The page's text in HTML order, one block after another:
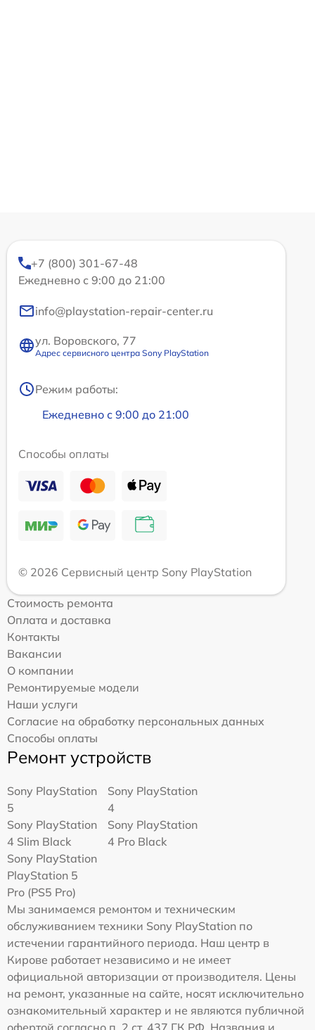
+7 (800) 301-67-48
Ежедневно с 9:00 до 21:00
info@playstation-repair-center.ru
ул. Воровского, 77
Адрес сервисного центра Sony PlayStation
Режим работы:
Ежедневно с 9:00 до 21:00
Способы оплаты
© 2026 Сервисный центр Sony PlayStation
Стоимость ремонта
Оплата и доставка
Контакты
Вакансии
О компании
Ремонтируемые модели
Наши услуги
Согласие на обработку персональных данных
Способы оплаты
Ремонт устройств
Sony PlayStation
5
Sony PlayStation
4
Sony PlayStation
4 Slim Black
Sony PlayStation
4 Pro Black
Sony PlayStation
PlayStation 5
Pro (PS5 Pro)
Мы занимаемся ремонтом и техническим
обслуживанием техники Sony PlayStation по
истечении гарантийного периода. Наш центр в
Кирове работает независимо и не имеет
официальной авторизации от производителя. Цены
на ремонт, указанные на сайте, носят исключительно
ознакомительный характер и не являются публичной
офертой согласно п. 2 ст. 437 ГК РФ. Названия и